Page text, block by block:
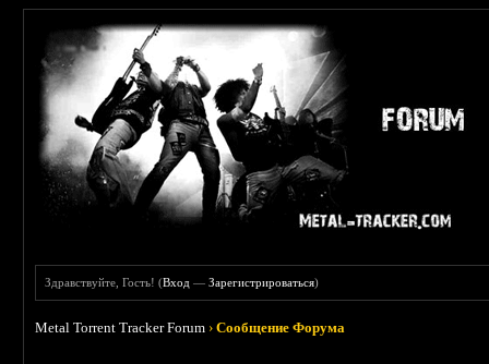
Здравствуйте, Гость! (Вход —Зарегистрироваться)
Metal Torrent Tracker Forum ›Сообщение Форума